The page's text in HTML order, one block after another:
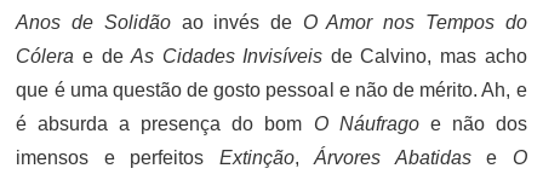
Anos de Solidãoao invés de O Amor nos Tempos do
Cólera e deAs Cidades Invisíveis de Calvino, mas acho
que é uma questão de gosto pessoal e não de mérito. Ah, e
é absurda a presença do bom O Náufragoe não dos
imensos e perfeitos Extinção,Árvores Abatidase O